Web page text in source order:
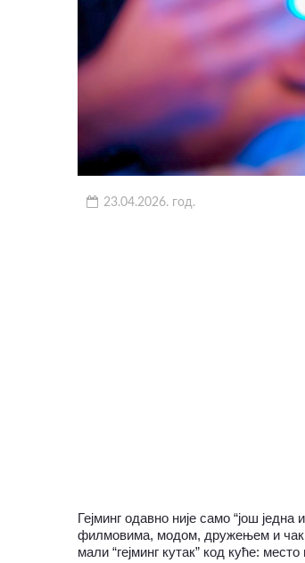
23.04.2026. год.
Гејминг одавно није само “још
филмовима, модом, дружењем и чак
мали “гејминг кутак” код куће: